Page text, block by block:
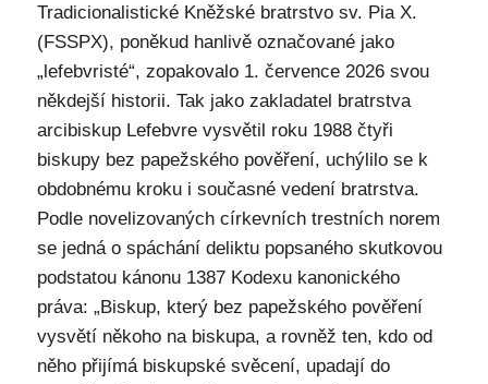
Tradicionalistické Kněžské bratrstvo sv. Pia X.
(FSSPX), poněkud hanlivě označované jako
„lefebvristé“, zopakovalo 1. července 2026 svou
někdejší historii. Tak jako zakladatel bratrstva
arcibiskup Lefebvre vysvětil roku 1988 čtyři
biskupy bez papežského pověření, uchýlilo se k
obdobnému kroku i současné vedení bratrstva.
Podle novelizovaných církevních trestních norem
se jedná o spáchání deliktu popsaného skutkovou
podstatou kánonu 1387 Kodexu kanonického
práva: „Biskup, který bez papežského pověření
vysvětí někoho na biskupa, a rovněž ten, kdo od
něho přijímá biskupské svěcení, upadají do